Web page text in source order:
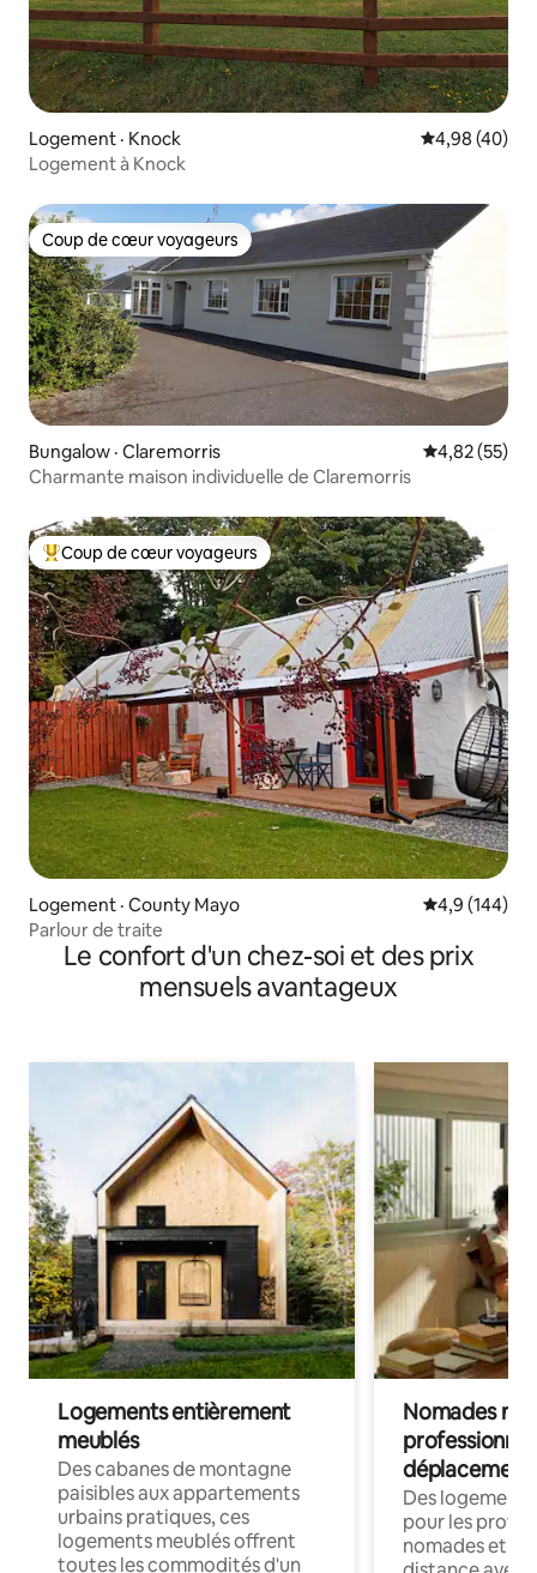
Logement · Knock Note
4,98 (40)
Logement à Knock
Coup de cœur voyageurs
Coup de cœur voyageurs
Bungalow · Claremorris Note
4,82 (55)
Charmante maison individuelle de Claremorris
Coup de cœur voyageurs parmi les plus aimés
Coup de cœur voyageurs
Logement · County Mayo Note
4,9 (144)
Parlour de traite
Le confort d'un chez-soi et des prix
mensuels avantageux
Logements entièrement
meublés
Des cabanes de montagne
paisibles aux appartements
urbains pratiques, ces
logements meublés offrent
toutes les commodités d'un
Nomades
déplacement
Des
pour les
nomades et